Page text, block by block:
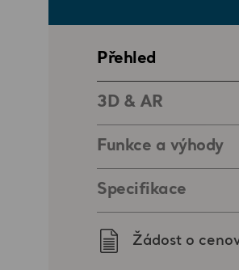
Přehled
3D & AR
Funkce a výhody
Specifikace
Žádost o